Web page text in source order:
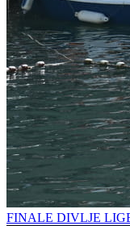
FINALE DIVLJE